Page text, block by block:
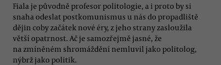
Fiala je původně profesor politologie, a i proto by si
snaha odeslat postkomunismus u nás do propadliště
dějin coby začátek nové éry, z jeho strany zasloužila
větší opatrnost. Ač je samozřejmě jasné, že
na zmíněném shromáždění nemluvil jako politolog,
nýbrž jako politik.